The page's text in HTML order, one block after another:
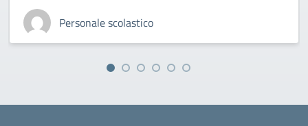
Personale scolastico